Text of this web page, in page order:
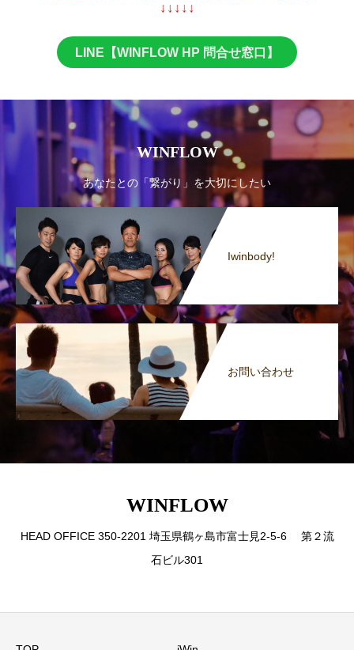
↓↓↓↓↓
LINE【WINFLOW HP 問合せ窓口】
WINFLOW
あなたとの「繋がり」を大切にしたい
Iwinbody!
お問い合わせ
WINFLOW
HEAD OFFICE 350-2201 埼玉県鶴ヶ島市富士見2-5-6 第２流
石ビル301